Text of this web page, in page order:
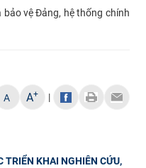
vệ Đảng, hệ thống chính
A A+ |
TRIỂN KHAI NGHIÊN CỨU,